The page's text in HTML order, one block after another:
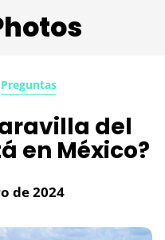
Preguntas
del
en México?
de 2024